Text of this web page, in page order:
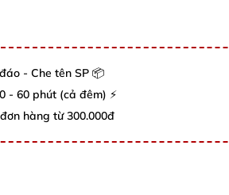
- Che tên SP 📦
- 60 phút (cả đêm) ⚡
hàng từ 300.000đ